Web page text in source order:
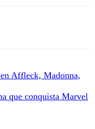
Affleck, Madonna,
que conquista Marvel